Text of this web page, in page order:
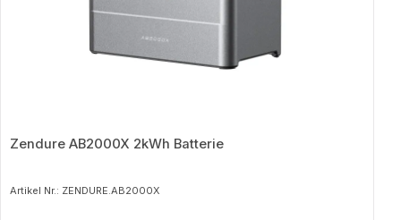
Zendure AB2000X 2kWh Batterie
Artikel Nr.: ZENDURE.AB2000X